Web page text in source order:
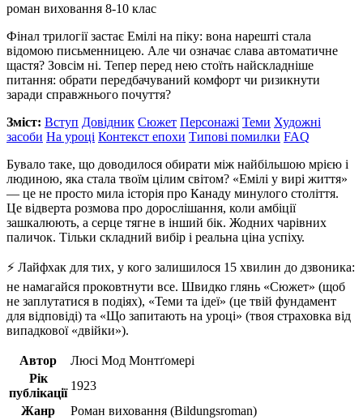
роман виховання 8-10 клас
Фінал трилогії застає Емілі на піку: вона нарешті стала
відомою письменницею. Але чи означає слава автоматичне
щастя? Зовсім ні. Тепер перед нею стоїть найскладніше
питання: обрати передбачуваний комфорт чи ризикнути
заради справжнього почуття?
Зміст: Вступ Довідник Сюжет Персонажі Теми Художні
засоби На уроці Контекст епохи Типові помилки FAQ
Бувало таке, що доводилося обирати між найбільшою мрією і
людиною, яка стала твоїм цілим світом? «Емілі у вирі життя»
— це не просто мила історія про Канаду минулого століття.
Це відверта розмова про дорослішання, коли амбіції
зашкалюють, а серце тягне в інший бік. Жодних чарівних
паличок. Тільки складний вибір і реальна ціна успіху.
⚡️ Лайфхак для тих, у кого залишилося 15 хвилин до дзвоника:
не намагайся проковтнути все. Швидко глянь «Сюжет» (щоб
не заплутатися в подіях), «Теми та ідеї» (це твій фундамент
для відповіді) та «Що запитають на уроці» (твоя страховка від
випадкової «двійки»).
Автор
Люсі Мод Монтґомері
Рік
публікації
1923
Жанр
Роман виховання (Bildungsroman)